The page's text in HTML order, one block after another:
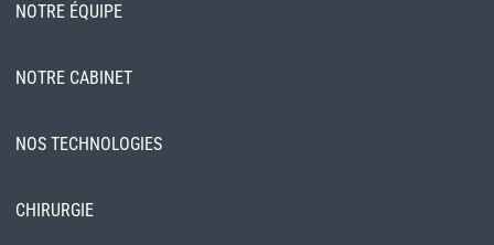
NOTRE ÉQUIPE
NOTRE CABINET
NOS TECHNOLOGIES
CHIRURGIE